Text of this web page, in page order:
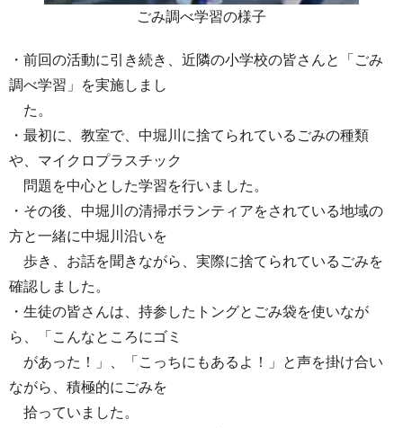
ごみ調べ学習の様子
・前回の活動に引き続き、近隣の小学校の皆さんと「ごみ
調べ学習」を実施しまし
た。
・最初に、教室で、中堀川に捨てられているごみの種類
や、マイクロプラスチック
問題を中心とした学習を行いました。
・その後、中堀川の清掃ボランティアをされている地域の
方と一緒に中堀川沿いを
歩き、お話を聞きながら、実際に捨てられているごみを
確認しました。
・生徒の皆さんは、持参したトングとごみ袋を使いなが
ら、「こんなところにゴミ
があった！」、「こっちにもあるよ！」と声を掛け合い
ながら、積極的にごみを
拾っていました。